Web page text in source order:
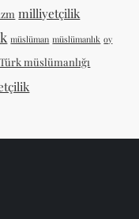
milliyetçilik
müslüman müslümanlık oy
Türk müslümanlığı